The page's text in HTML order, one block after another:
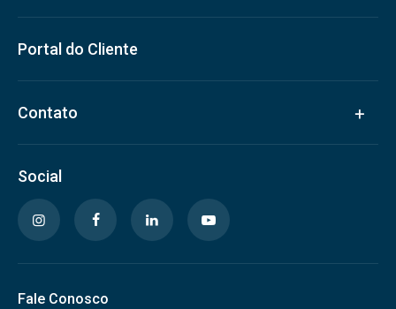
Portal do Cliente
Contato
Social
Fale Conosco